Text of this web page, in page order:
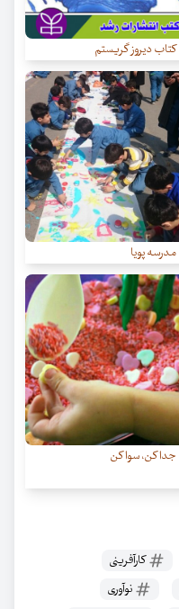
کتاب دیروز گریستم
مدرسه پویا
جدا کن، سوا کن
کارآفرینی
نوآوری